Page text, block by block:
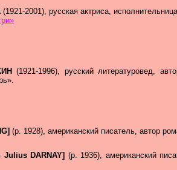
(1921-2001), русская актриса,
(1921-1996), русский литературовед,
(р. 1928), американский писатель, автор
DARNAY] (р. 1936), американский